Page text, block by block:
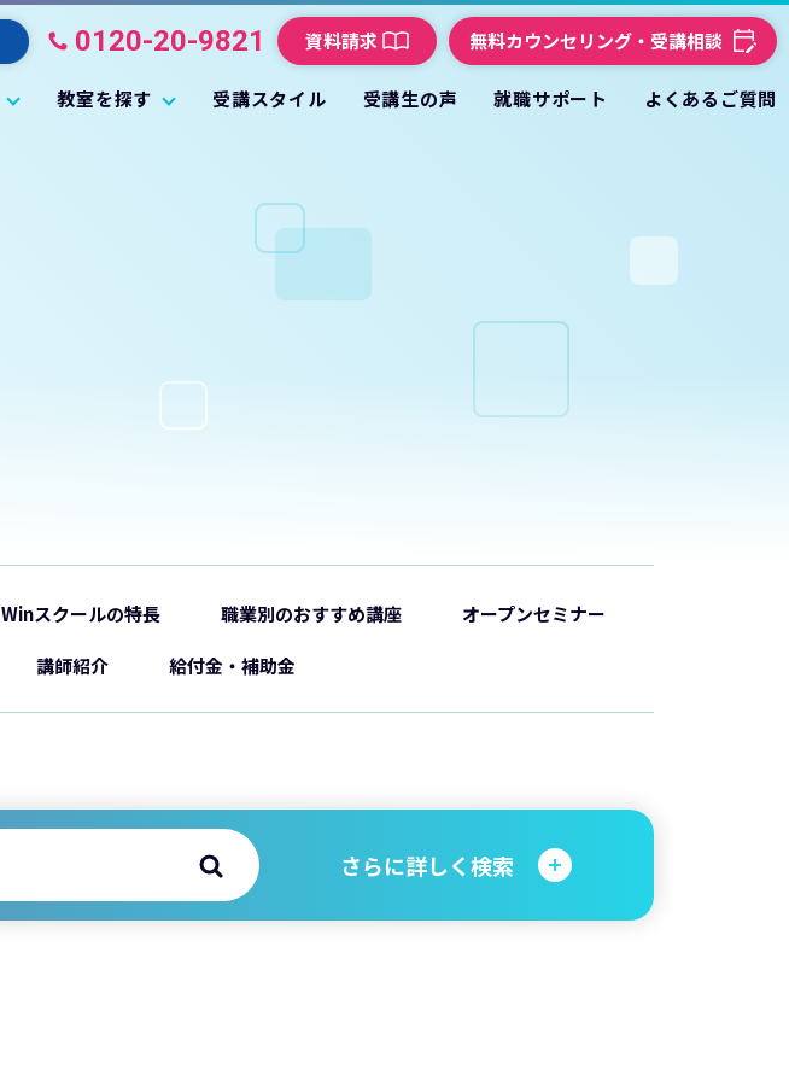
教室を探す 受講スタイル 受講生の声 就職サポート よくあるご質問
0120-20-9821 資料請求 無料カウンセリング・受講相談
Winスクールの特長 職業別のおすすめ講座 オープンセミナー
講師紹介 給付金・補助金
さらに詳しく検索